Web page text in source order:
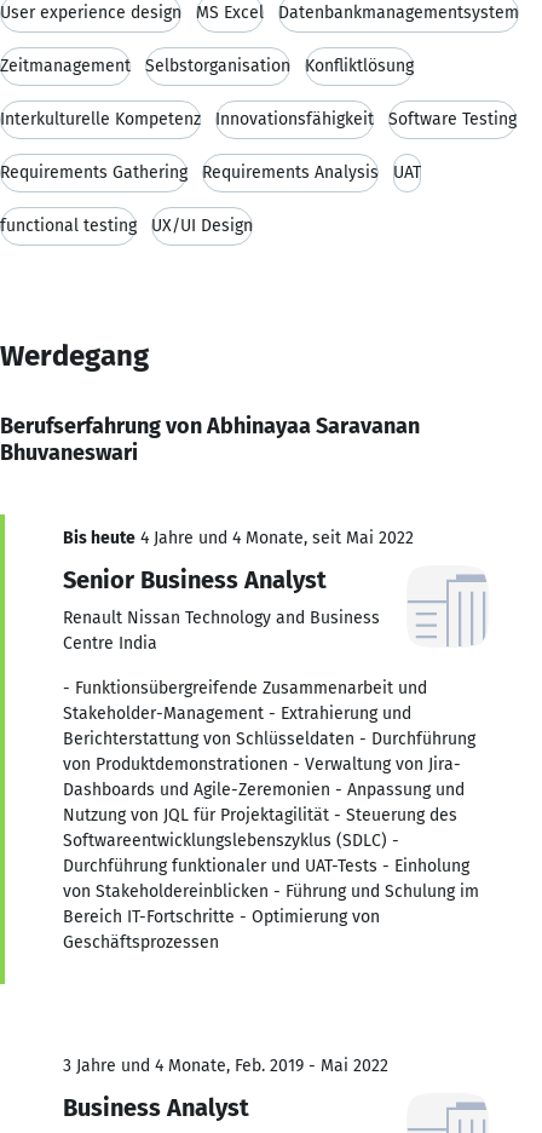
User experience design MS Excel Datenbankmanagementsystem
Zeitmanagement Selbstorganisation Konfliktlösung
Interkulturelle Kompetenz Innovationsfähigkeit Software Testing
Requirements Gathering Requirements Analysis UAT
functional testing UX/UI Design
Werdegang
Berufserfahrung von Abhinayaa Saravanan
Bhuvaneswari
Bis heute 4 Jahre und 4 Monate, seit Mai 2022
Senior Business Analyst
Renault Nissan Technology and Business
Centre India
- Funktionsübergreifende Zusammenarbeit und
Stakeholder-Management - Extrahierung und
Berichterstattung von Schlüsseldaten - Durchführung
von Produktdemonstrationen - Verwaltung von Jira-
Dashboards und Agile-Zeremonien - Anpassung und
Nutzung von JQL für Projektagilität - Steuerung des
Softwareentwicklungslebenszyklus (SDLC) -
Durchführung funktionaler und UAT-Tests - Einholung
von Stakeholdereinblicken - Führung und Schulung im
Bereich IT-Fortschritte - Optimierung von
Geschäftsprozessen
3 Jahre und 4 Monate, Feb. 2019 - Mai 2022
Business Analyst